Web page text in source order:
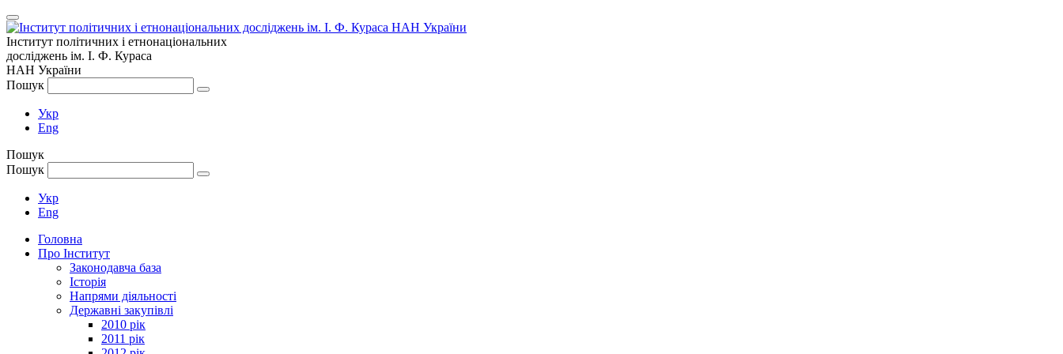
Інститут політичних і етнонаціональних
досліджень ім. І. Ф. Кураса
НАН України
Пошук
Укр
Eng
Пошук
Пошук
Укр
Eng
Головна
Про Інститут
Законодавча база
Історія
Напрями діяльності
Державні закупівлі
2010 рік
2011 рік